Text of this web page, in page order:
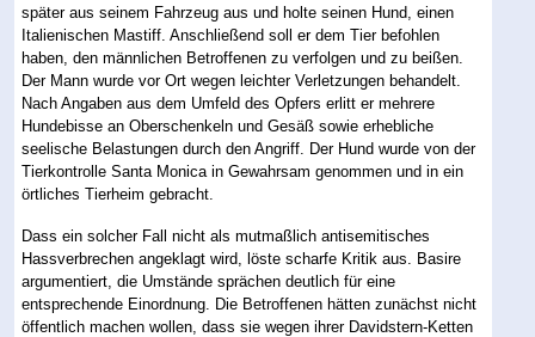
später aus seinem Fahrzeug aus und holte seinen Hund, einen
Italienischen Mastiff. Anschließend soll er dem Tier befohlen
haben, den männlichen Betroffenen zu verfolgen und zu beißen.
Der Mann wurde vor Ort wegen leichter Verletzungen behandelt.
Nach Angaben aus dem Umfeld des Opfers erlitt er mehrere
Hundebisse an Oberschenkeln und Gesäß sowie erhebliche
seelische Belastungen durch den Angriff. Der Hund wurde von der
Tierkontrolle Santa Monica in Gewahrsam genommen und in ein
örtliches Tierheim gebracht.
Dass ein solcher Fall nicht als mutmaßlich antisemitisches
Hassverbrechen angeklagt wird, löste scharfe Kritik aus. Basire
argumentiert, die Umstände sprächen deutlich für eine
entsprechende Einordnung. Die Betroffenen hätten zunächst nicht
öffentlich machen wollen, dass sie wegen ihrer Davidstern-Ketten